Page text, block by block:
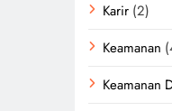
Karir (2)
Keamanan
Keamanan